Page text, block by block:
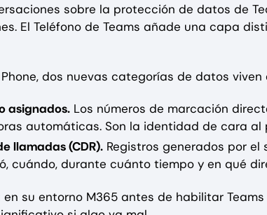
sobre la protección de datos de
El Teléfono de Teams añade una capa
dos nuevas categorías de datos
asignados. Los números de marcación
automáticas. Son la identidad de cara al
llamadas (CDR). Registros generados por
cuándo, durante cuánto tiempo y en qué
su entorno M365 antes de habilitar